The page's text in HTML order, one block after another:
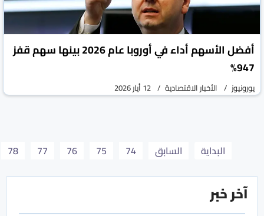
أفضل الأسهم أداء في أوروبا عام 2026 بينها سهم قفز
947%
يورونيوز الأخبار الاقتصادية 12 أيار 2026
البداية السابق 74
75
76
77
78
آخر خبر